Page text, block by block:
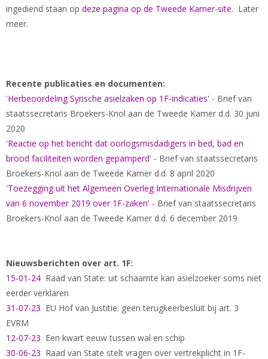
ingediend staan op deze pagina op de Tweede Kamer-site. Later
meer.
Recente publicaties en documenten:
'Herbeoordeling Syrische asielzaken op 1F-indicaties' - Brief van
staatssecretaris Broekers-Knol aan de Tweede Kamer d.d. 30 juni
2020
'Reactie op het bericht dat oorlogsmisdadigers in bed, bad en
brood faciliteiten worden gepamperd' - Brief van staatssecretaris
Broekers-Knol aan de Tweede Kamer d.d. 8 april 2020
'Toezegging uit het Algemeen Overleg Internationale Misdrijven
van 6 november 2019 over 1F-zaken' - Brief van staatssecretaris
Broekers-Knol aan de Tweede Kamer d.d. 6 december 2019
Nieuwsberichten over art. 1F:
15-01-24 Raad van State: uit schaamte kan asielzoeker soms niet
eerder verklaren
31-07-23 EU Hof van Justitie: geen terugkeerbesluit bij art. 3
EVRM
12-07-23 Een kwart eeuw tussen wal en schip
30-06-23 Raad van State stelt vragen over vertrekplicht in 1F-